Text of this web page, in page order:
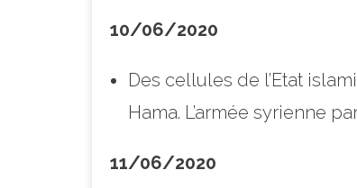
10/06/2020
Des cellules de l’Etat
Hama. L’armée syrienne
11/06/2020